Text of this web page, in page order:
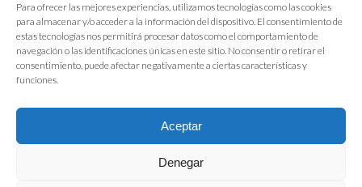
Para ofrecer las mejores experiencias, utilizamos tecnologías como las cookies
para almacenar y/o acceder a la información del dispositivo. El consentimiento de
estas tecnologías nos permitirá procesar datos como el comportamiento de
navegación o las identificaciones únicas en este sitio. No consentir o retirar el
consentimiento, puede afectar negativamente a ciertas características y
funciones.
Aceptar
Denegar